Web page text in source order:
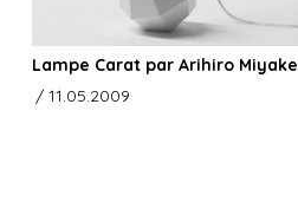
Lampe Carat par Arihiro Miyake
/ 11.05.2009